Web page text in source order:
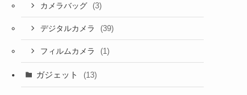
カメラバッグ (3)
デジタルカメラ (39)
フィルムカメラ (1)
ガジェット (13)